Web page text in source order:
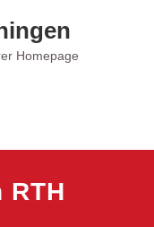
Homepage